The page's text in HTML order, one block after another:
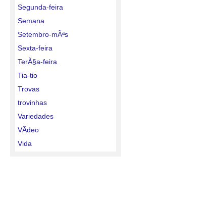
Segunda-feira
Semana
Setembro-mÃªs
Sexta-feira
TerÃ§a-feira
Tia-tio
Trovas
trovinhas
Variedades
VÃ­deo
Vida